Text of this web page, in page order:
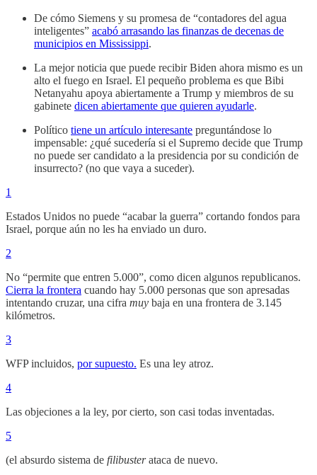
De cómo Siemens y su promesa de “contadores del agua
inteligentes” acabó arrasando las finanzas de decenas de
municipios en Mississippi.
La mejor noticia que puede recibir Biden ahora mismo es un
alto el fuego en Israel. El pequeño problema es que Bibi
Netanyahu apoya abiertamente a Trump y miembros de su
gabinete dicen abiertamente que quieren ayudarle.
Político tiene un artículo interesante preguntándose lo
impensable: ¿qué sucedería si el Supremo decide que Trump
no puede ser candidato a la presidencia por su condición de
insurrecto? (no que vaya a suceder).
1
Estados Unidos no puede “acabar la guerra” cortando fondos para
Israel, porque aún no les ha enviado un duro.
2
No “permite que entren 5.000”, como dicen algunos republicanos.
Cierra la frontera cuando hay 5.000 personas que son apresadas
intentando cruzar, una cifra muy baja en una frontera de 3.145
kilómetros.
3
WFP incluidos, por supuesto. Es una ley atroz.
4
Las objeciones a la ley, por cierto, son casi todas inventadas.
5
(el absurdo sistema de filibusterataca de nuevo.